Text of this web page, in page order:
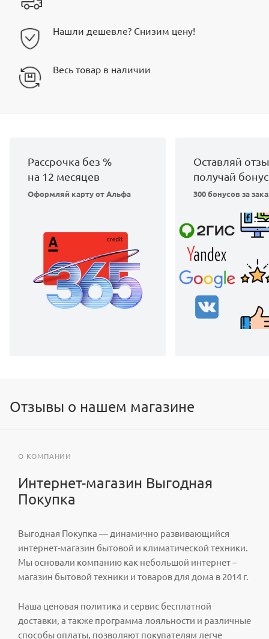
Нашли дешевле? Снизим цену!
Весь товар в наличии
Рассрочка без %
на 12 месяцев
Оформляй карту от Альфа
Оставляй
получай
300 бонусов за
Отзывы о нашем магазине
О КОМПАНИИ
Интернет-магазин Выгодная
Покупка
Выгодная Покупка — динамично развивающийся
интернет-магазин бытовой и климатической техники.
Мы основали компанию как небольшой интернет –
магазин бытовой техники и товаров для дома в 2014 г.
Наша ценовая политика и сервис бесплатной
доставки, а также программа лояльности и различные
способы оплаты, позволяют покупателям легче